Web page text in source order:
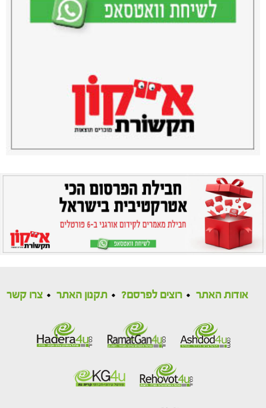
אודות האתר רוצים לפרסם? תקנון האתר צרו קשר